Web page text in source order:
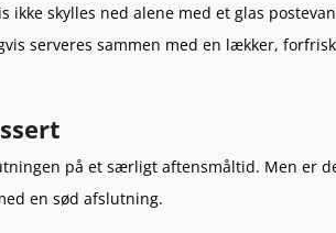
ikke skylles ned alene med et glas
serveres sammen med en lækker,
på et særligt aftensmåltid. Men er
en sød afslutning.